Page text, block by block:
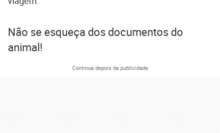
Não se esqueça dos documentos do
animal!
Continua depois da publicidade